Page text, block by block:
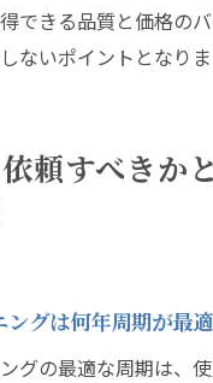
できる品質と価格の
ないポイントとなりま
頼すべきか
ングは何年周期が最
グの最適な周期は、